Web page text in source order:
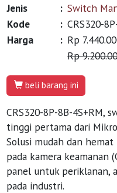
Jenis
: Switch
Kode
: CRS320-
Harga
: Rp
Rp
beli barang ini
CRS320-8P-8B-4S+RM,
tinggi pertama dari
Solusi mudah dan
pada kamera keamanan
panel untuk periklanan,
pada industri.